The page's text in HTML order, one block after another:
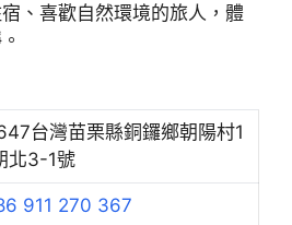
、喜歡自然環境的旅人，體
台灣苗栗縣銅鑼鄉朝陽村1
北3-1號
911 270 367